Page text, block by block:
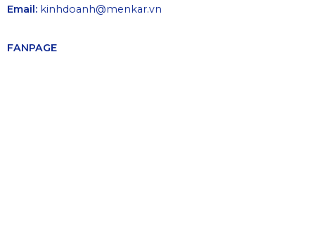
Email: kinhdoanh@menkar.vn
FANPAGE